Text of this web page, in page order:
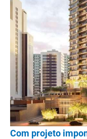
Com projeto